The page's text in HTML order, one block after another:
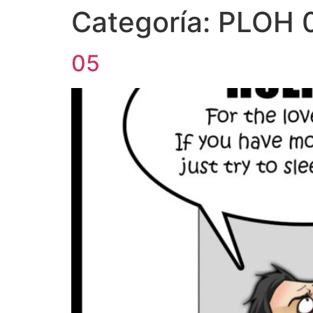
Categoría: PLOH
05